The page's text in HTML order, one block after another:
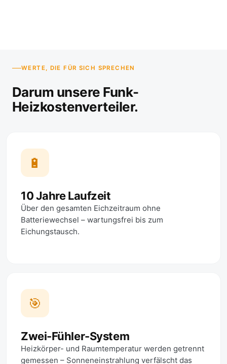
WERTE, DIE FÜR SICH SPRECHEN
Darum unsere Funk-
Heizkostenverteiler.
🔋
10 Jahre Laufzeit
Über den gesamten Eichzeitraum ohne
Batteriewechsel – wartungsfrei bis zum
Eichungstausch.
🎯
Zwei-Fühler-System
Heizkörper- und Raumtemperatur werden getrennt
gemessen – Sonneneinstrahlung verfälscht das